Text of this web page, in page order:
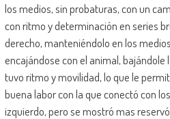
los medios, sin probaturas, con un
con ritmo y determinación en series
derecho, manteniéndolo en los
encajándose con el animal, bajándole
tuvo ritmo y movilidad, lo que le
buena labor con la que conectó con
izquierdo, pero se mostró mas